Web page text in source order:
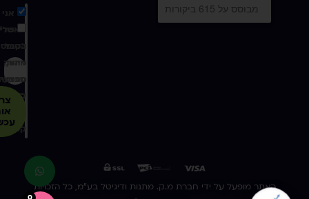
אני
לקבל
דיוור,
קסומה
הטופס
מהווה
ל־
האתר מופעל על ידי חברת מ.ק. מתנות ודיגיטל בע"מ, כל הזכויות